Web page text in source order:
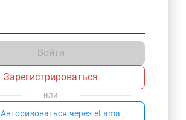
Войти
Зарегистрироваться
или
Авторизоваться через eLama